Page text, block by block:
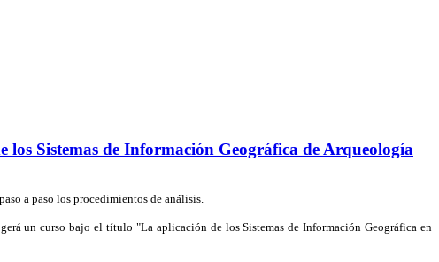
Sistemas de Información Geográfica de Arqueología
a paso los procedimientos de análisis.
un curso bajo el título "La aplicación de los Sistemas de Información Geográfica en